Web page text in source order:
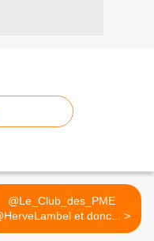
@Le_Club_des_PME
@HerveLambel et donc... >